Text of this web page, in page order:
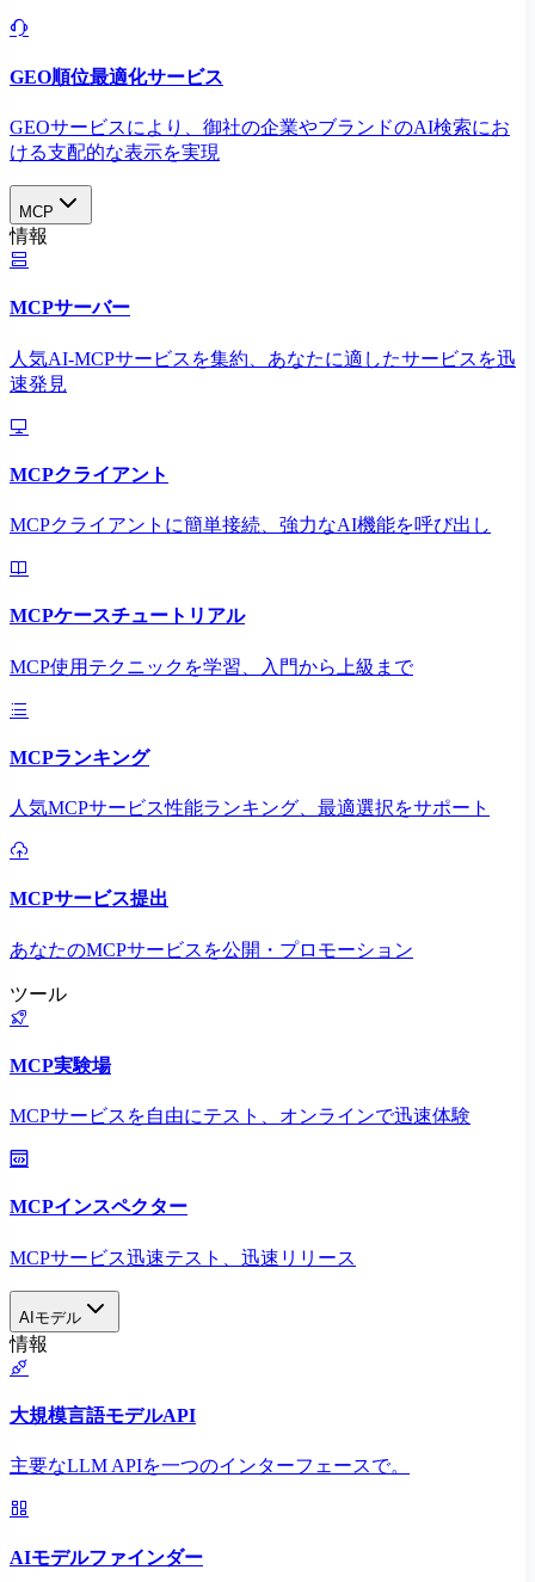
GEO順位最適化サービス
GEOサービスにより、御社の企業やブランドのAI検索にお
ける支配的な表示を実現​
MCP
情報
MCPサーバー
人気AI-MCPサービスを集約、あなたに適したサービスを迅
速発見
MCPクライアント
MCPクライアントに簡単接続、強力なAI機能を呼び出し
MCPケースチュートリアル
MCP使用テクニックを学習、入門から上級まで
MCPランキング
人気MCPサービス性能ランキング、最適選択をサポート
MCPサービス提出
あなたのMCPサービスを公開・プロモーション
ツール
MCP実験場
MCPサービスを自由にテスト、オンラインで迅速体験
MCPインスペクター
MCPサービス迅速テスト、迅速リリース
AIモデル
情報
大規模言語モデルAPI
主要なLLM APIを一つのインターフェースで。
AIモデルファインダー